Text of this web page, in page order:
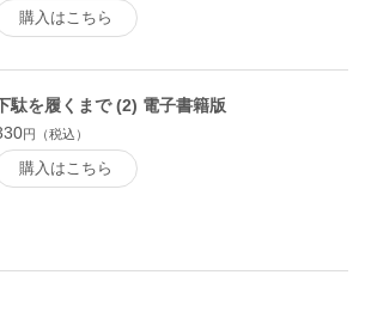
購入はこちら
駄を履くまで (2) 電子書籍版
円（税込）
購入はこちら